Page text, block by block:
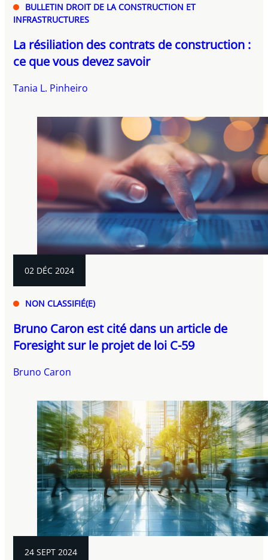
BULLETIN DROIT DE LA CONSTRUCTION ET
INFRASTRUCTURES
La résiliation des contrats de construction :
ce que vous devez savoir
Tania L. Pinheiro
02 DÉC 2024
NON CLASSIFIÉ(E)
Bruno Caron est cité dans un article de
Foresight sur le projet de loi C-59
Bruno Caron
24 SEPT 2024